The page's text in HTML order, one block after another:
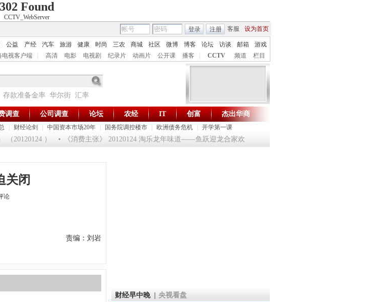
302 Found
CCTV_WebServer
客服 设为首页
登录 注册
公益 产经 汽车 旅游 健康 时尚 三农 商城 社区 微博 博客 论坛 访谈 邮箱
游戏
电视客户端 高清 电影 电视剧 纪录片 动画片 公开课 播客 CCTV 频道 栏目
存款准备金率 华尔街 汇率
财智生活 一键通达
财经论剑 中国资本市场20年 国务院调控楼市 欧洲债务危机 开学第一课
调查 公司调查 论坛 农经 IT 创富 杰出华商
20120124 ） 《消费主张》 20120124 淘乐龙年味道——鱼跃迎龙合家欢
关闭
论
责编：刘岩
财经早中晚 央视看盘